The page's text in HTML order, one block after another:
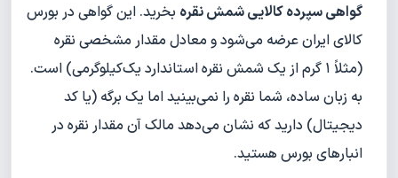
گواهی سپرده کالایی شمش نقره بخرید. این گواهی در بورس
کالای ایران عرضه می‌شود و معادل مقدار مشخصی نقره
(مثلاً ۱ گرم از یک شمش نقره استاندارد یک‌کیلوگرمی) است.
به زبان ساده، شما نقره را نمی‌بینید اما یک برگه (یا کد
دیجیتال) دارید که نشان می‌دهد مالک آن مقدار نقره در
انبارهای بورس هستید.